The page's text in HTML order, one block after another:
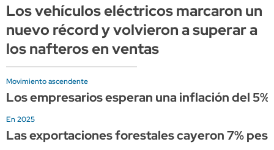
Los vehículos eléctricos marcaron un
nuevo récord y volvieron a superar a
los nafteros en ventas
Movimiento ascendente
Los empresarios esperan una inflación del
En 2025
Las exportaciones forestales cayeron 7%